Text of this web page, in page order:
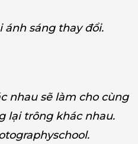
ánh sáng thay đổi.
nhau sẽ làm cho cùng
lại trông khác nhau.